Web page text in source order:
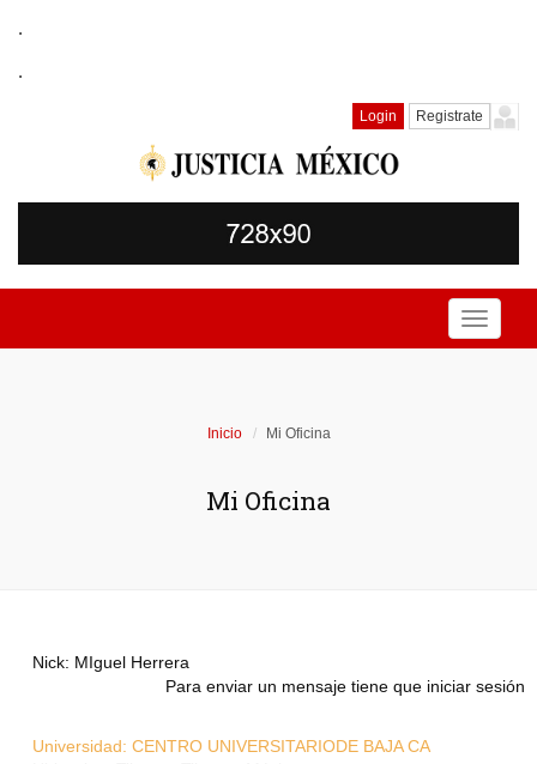
.
.
Login Registrate
Toggle
Inicio Mi Oficina
Mi Oficina
Nick: MIguel Herrera
Para enviar un mensaje tiene que iniciar sesión
Universidad: CENTRO UNIVERSITARIODE BAJA CA